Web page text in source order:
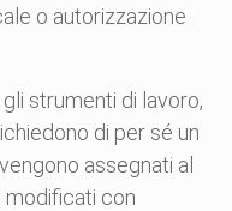
o autorizzazione
strumenti di lavoro,
di per sé un
assegnati al
modificati con